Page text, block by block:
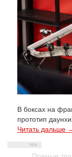
В боксах на
прототип
Читать дальше